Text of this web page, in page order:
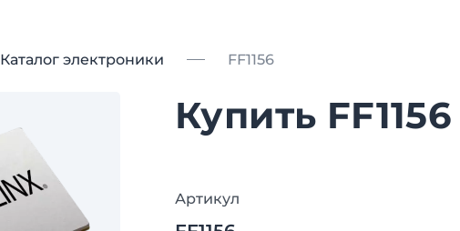
Каталог электроники FF1156
Купить FF1156
Артикул